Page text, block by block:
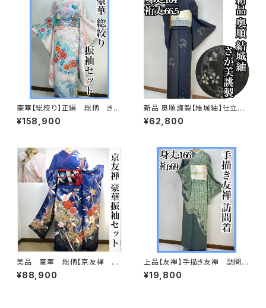
豪華【総絞り】正絹 総柄 きぬ
たや調 振袖セット s676
¥158,900
新品 奥順謹製【結城紬】仕立て
上り おく玉 正絹 さが美 s74
8
¥62,800
美品 豪華 総柄【京友禅 古
典柄】正絹 振袖セット q993
¥88,900
上品【友禅】手描き友禅 訪問着
正絹s697
¥19,800